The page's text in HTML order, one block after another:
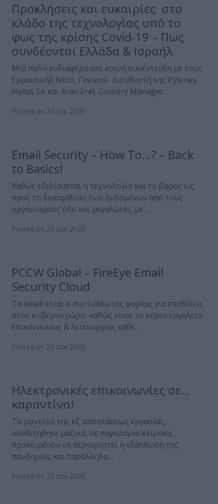
Προκλήσεις και ευκαιρίες στο
κλάδο της τεχνολογίας υπό το
φως της κρίσης Covid-19 – Πως
συνδέονται Ελλάδα & Ισραήλ
Μια πολύ ενδιαφέρουσα κοινή συνέντευξη με τους
Εμμανουήλ Νέτο, Γενικού Διευθυντή της Pylones
Hellas SA και Aran Erel, Country Manager…
Posted on 23 Δεκ 2020
Email Security – How To…? – Back
to Basics!
Καθώς εξελίσσεται η τεχνολογία και το βάρος ως
προς τη διασφάλιση των δεδομένων από τους
οργανισμούς όλο και μεγαλώνει, με…
Posted on 23 Δεκ 2020
PCCW Global – FireEye Email
Security Cloud
Το email είναι ο πιο ευάλωτος φορέας για επιθέσεις
στον κυβερνοχώρο, καθώς είναι το κύριο εργαλείο
επικοινωνίας & λειτουργίας κάθε…
Posted on 23 Δεκ 2020
Ηλεκτρονικές επικοινωνίες σε…
καραντίνα!
Το μοντέλο της εξ’ αποστάσεως εργασίας,
υιοθετήθηκε μαζικά, σε παγκόσμια κλίμακα,
προκειμένου να περιοριστεί η εξάπλωση της
πανδημίας και παράλληλα…
Posted on 23 Δεκ 2020